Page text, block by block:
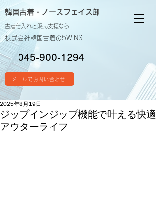
韓国古着・ ノースフェイス卸
古着仕入れと販売支援なら
株式会社韓国古着の5WINS
045-900-1294
メールでお問い合わせ
ジップインジップ機能で叶える快適
アウターライフ
2025年8月19日